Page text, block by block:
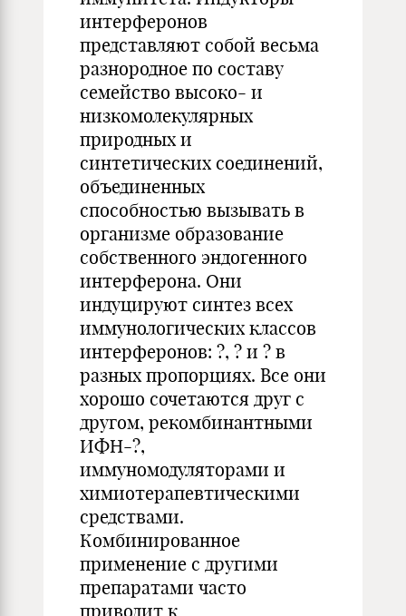
интерферонов
представляют собой весьма
разнородное по составу
семейство высоко- и
низкомолекулярных
природных и
синтетических соединений,
объединенных
способностью вызывать в
организме образование
собственного эндогенного
интерферона. Они
индуцируют синтез всех
иммунологических классов
интерферонов: ?, ? и ? в
разных пропорциях. Все они
хорошо сочетаются друг с
другом, рекомбинантными
ИФН-?,
иммуномодуляторами и
химиотерапевтическими
средствами.
Комбинированное
применение с другими
препаратами часто
приводит к